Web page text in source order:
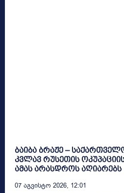
ბაიბა ბრაჟე –
კვლავ რუსეთის
ამას არასდროს აღიარებს
07 Აგვისტო 2026, 12:01